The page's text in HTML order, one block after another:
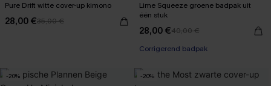
Pure Drift witte cover-up kimono
28,00 €35,00 €
Lime Squeeze groene badpak uit
één stuk
28,00 €40,00 €
Corrigerend badpak
-20% -20%